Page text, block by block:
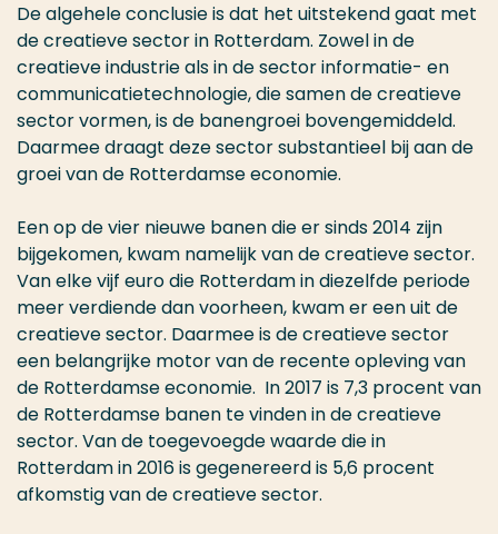
De algehele conclusie is dat het uitstekend gaat met
de creatieve sector in Rotterdam. Zowel in de
creatieve industrie als in de sector informatie- en
communicatietechnologie, die samen de creatieve
sector vormen, is de banengroei bovengemiddeld.
Daarmee draagt deze sector substantieel bij aan de
groei van de Rotterdamse economie.
Een op de vier nieuwe banen die er sinds 2014 zijn
bijgekomen, kwam namelijk van de creatieve sector.
Van elke vijf euro die Rotterdam in diezelfde periode
meer verdiende dan voorheen, kwam er een uit de
creatieve sector. Daarmee is de creatieve sector
een belangrijke motor van de recente opleving van
de Rotterdamse economie. In 2017 is 7,3 procent van
de Rotterdamse banen te vinden in de creatieve
sector. Van de toegevoegde waarde die in
Rotterdam in 2016 is gegenereerd is 5,6 procent
afkomstig van de creatieve sector.